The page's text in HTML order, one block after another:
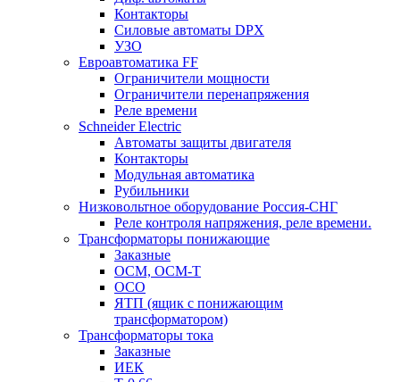
Контакторы
Силовые автоматы DPX
УЗО
Евроавтоматика FF
Ограничители мощности
Ограничители перенапряжения
Реле времени
Schneider Electric
Автоматы защиты двигателя
Контакторы
Модульная автоматика
Рубильники
Низковольтное оборудование Россия-СНГ
Реле контроля напряжения, реле времени.
Трансформаторы понижающие
Заказные
ОСМ, ОСМ-Т
ОСО
ЯТП (ящик с понижающим
трансформатором)
Трансформаторы тока
Заказные
ИЕК